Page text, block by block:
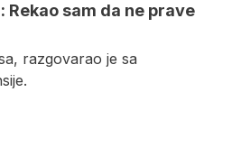
Rekao sam da ne prave
razgovarao je sa